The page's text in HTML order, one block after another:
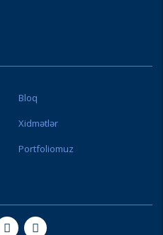
Bloq
Xidmətlər
Portfoliomuz